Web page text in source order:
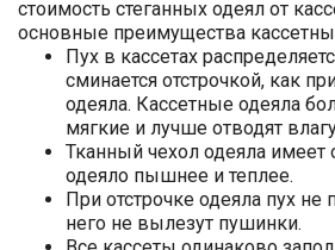
стоимость стеганных одеял от
основные преимущества
Пух в кассетах
сминается отстрочкой, как
одеяла. Кассетные одеяла
мягкие и лучше отводят
Тканный чехол одеяла имеет
одеяло пышнее и теплее.
При отстрочке одеяла пух
него не вылезут пушинки.